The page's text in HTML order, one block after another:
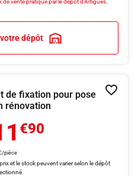
de vente pratiqué par le dépôt d'Artigues.
dépôt
de fixation pour pose
rénovation
€90
pièce
et le stock peuvent varier selon le dépôt